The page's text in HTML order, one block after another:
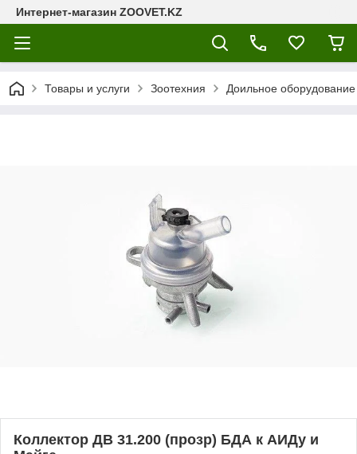
Интернет-магазин ZOOVET.KZ
Товары и услуги Зоотехния Доильное оборудование
Коллектор ДВ 31.200 (прозр) БДА к АИДу и